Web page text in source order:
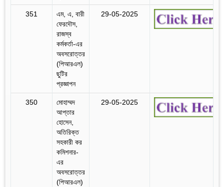
351
এম, এ, বারী
ফেরদৌস,
রাজস্ব
কর্মকর্তা-এর
অবসরোত্তর
(পিআরএল)
ছুটির
প্রজ্ঞাপন
29-05-2025
350
মোহাম্মদ
আপ্তার
হোসেন,
অতিরিক্ত
সহকারী কর
কমিশনার-
এর
অবসরোত্তর
(পিআরএল)
29-05-2025